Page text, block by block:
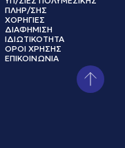
ΠΛΗΡ/ΣΗΣ
ΧΟΡΗΓΙΕΣ
ΔΙΑΦΗΜΙΣΗ
ΙΔΙΩΤΙΚΟΤΗΤΑ
ΟΡΟΙ ΧΡΗΣΗΣ
ΕΠΙΚΟΙΝΩΝΙΑ